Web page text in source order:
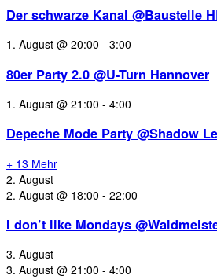
Der schwarze Kanal @Baustelle
1. August @ 20:00 - 3:00
80er Party 2.0 @U-Turn Hannover
1. August @ 21:00 - 4:00
Depeche Mode Party @Shadow
+ 13 Mehr
2. August
2. August @ 18:00 - 22:00
I don’t like Mondays
3. August
3. August @ 21:00 - 4:00